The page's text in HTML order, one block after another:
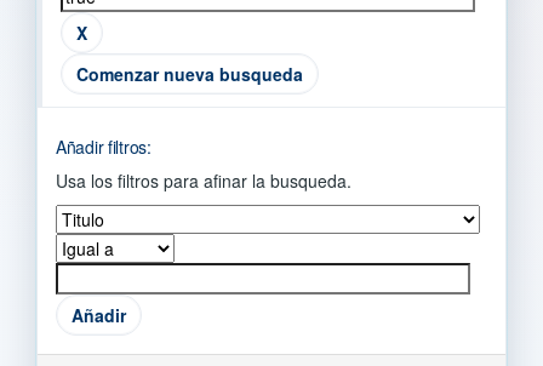
Comenzar nueva busqueda
Añadir filtros:
Usa los filtros para afinar la busqueda.